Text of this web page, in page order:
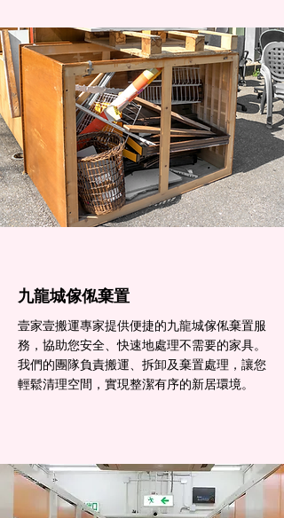
九龍城傢俬棄置
壹家壹搬運專家提供便捷的九龍城傢俬棄置服
務，協助您安全、快速地處理不需要的家具。
我們的團隊負責搬運、拆卸及棄置處理，讓您
輕鬆清理空間，實現整潔有序的新居環境。